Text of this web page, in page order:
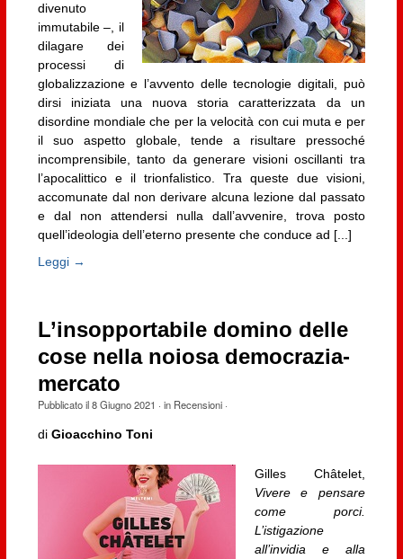
divenuto
immutabile –, il
dilagare dei
processi di
globalizzazione e l’avvento delle tecnologie digitali, può
dirsi iniziata una nuova storia caratterizzata da un
disordine mondiale che per la velocità con cui muta e per
il suo aspetto globale, tende a risultare pressoché
incomprensibile, tanto da generare visioni oscillanti tra
l’apocalittico e il trionfalistico. Tra queste due visioni,
accomunate dal non derivare alcuna lezione dal passato
e dal non attendersi nulla dall’avvenire, trova posto
quell’ideologia dell’eterno presente che conduce ad [...]
Leggi →
L’insopportabile domino delle
cose nella noiosa democrazia-
mercato
Pubblicato il8 Giugno 2021 · in Recensioni·
di Gioacchino Toni
Gilles Châtelet,
Vivere e pensare
come porci.
L’istigazione
all’invidia e alla